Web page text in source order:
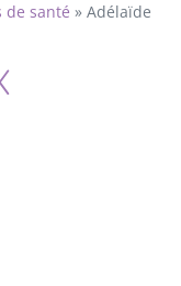
de santé » Adélaïde